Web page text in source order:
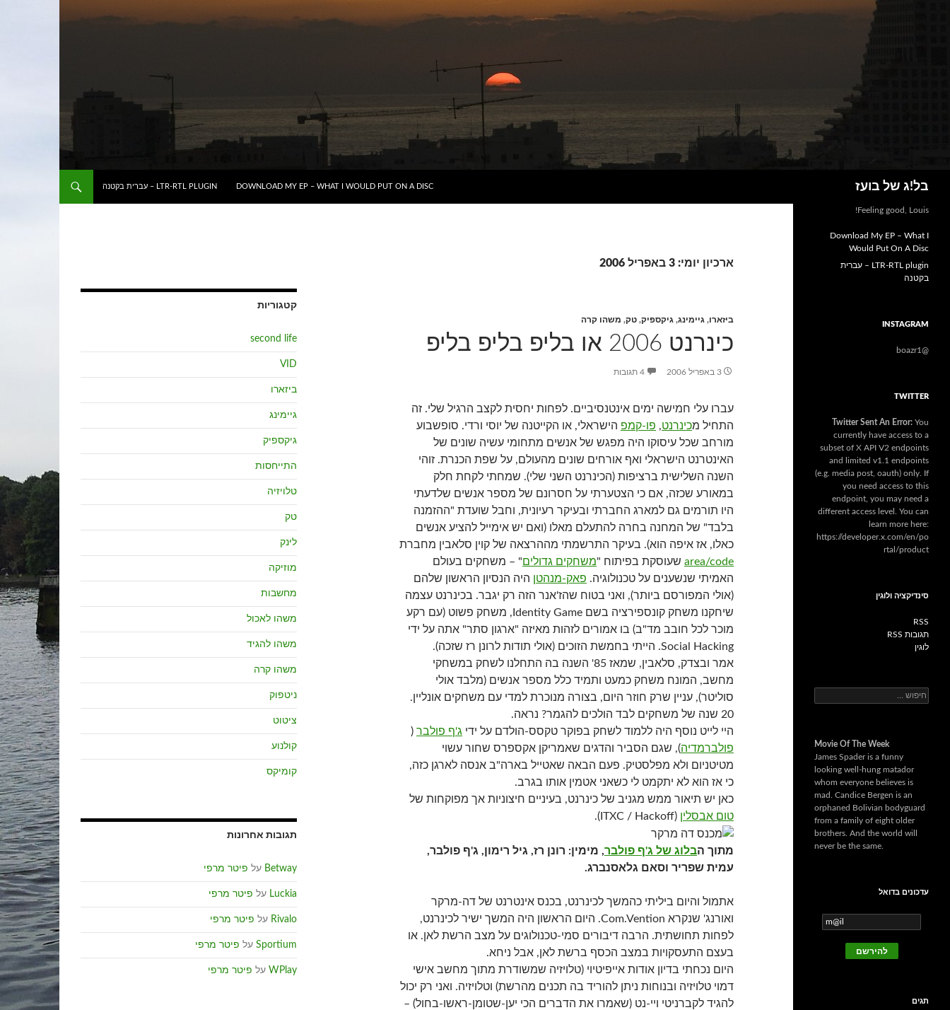
בל!ג של בועז
DOWNLOAD MY EP – WHAT I WOULD PUT ON A DISC
LTR-RTL PLUGIN – עברית בקטנה
ארכיון יומי: 3 באפריל 2006
ביזארו, גיימינג, גיקספיק, טק, משהו קרה
כינרנט 2006 או בליפ בליפ בליפ
3 באפריל 2006 4 תגובות
עברו עלי חמישה ימים אינטנסיביים. לפחות יחסית לקצב הרגיל שלי. זה
התחיל מכינרנט, פו-קמפ הישראלי, או הקייטנה של יוסי ורדי. סופשבוע
מורחב שכל עיסוקו היה מפגש של אנשים מתחומי עשיה שונים של
האינטרנט הישראלי ואף אורחים שונים מהעולם, על שפת הכנרת. זוהי
השנה השלישית ברציפות (הכינרנט השני שלי). שמחתי לקחת חלק
במאורע שכזה, אם כי הצטערתי על חסרונם של מספר אנשים שלדעתי
היו תורמים גם למארג החברתי ובעיקר רעיונית, וחבל שועדת "ההזמנה
בלבד" של המחנה בחרה להתעלם מאלו (ואם יש אימייל להציע אנשים
כאלו, אז איפה הוא). בעיקר התרשמתי מההרצאה של קוין סלאבין מחברת
area/code שעוסקת בפיתוח "משחקים גדולים" – משחקים בעולם
האמיתי שנשענים על טכנולוגיה. פאק-מנהטן היה הנסיון הראשון שלהם
(אולי המפורסם ביותר), ואני בטוח שהז'אנר הזה רק יגבר. בכינרנט עצמה
שיחקנו משחק קונספירציה בשם Identity Game, משחק פשוט (עם רקע
מוכר לכל חובב מד"ב) בו אמורים לזהות מאיזה "ארגון סתר" אתה על ידי
Social Hacking. הייתי בחמשת הזוכים (אולי תודות לרונן רז שזכה).
אמר ובצדק, סלאבין, שמאז 85' השנה בה התחלנו לשחק במשחקי
מחשב, המונח משחק כמעט ותמיד כלל מספר אנשים (מלבד אולי
סוליטר), עניין שרק חוזר היום, בצורה מנוכרת למדי עם משחקים אונליין.
20 שנה של משחקים לבד הולכים להגמר? נראה.
היי לייט נוסף היה ללמוד לשחק בפוקר טקסס-הולדם על ידי ג'ף פולבר (
פולברמדיה), שגם הסביר והדגים שאמריקן אקספרס שחור עשוי
מטיטניום ולא מפלסטיק. פעם הבאה שאטייל בארה"ב אנסה לארגן כזה,
כי אז הוא לא יתקמט לי כשאני אטמין אותו בגרב.
כאן יש תיאור ממש מגניב של כינרנט, בעיניים חיצוניות אך מפוקחות של
טום אבסלין (ITXC / Hackoff).
מתוך הבלוג של ג'ף פולבר, מימין: רונן רז, גיל רימון, ג'ף פולבר,
עמית שפריר וסאם גלאסנברג.
אתמול והיום ביליתי כהמשך לכינרנט, בכנס אינטרנט של דה-מרקר
ואורנג' שנקרא Com.Vention. היום הראשון היה המשך ישיר לכינרנט,
לפחות תחושתית. הרבה דיבורים סמי-טכנולוגים על מצב הרשת לאן. או
בעצם התעסקויות במצב הכסף ברשת לאן, אבל ניחא.
היום נכחתי בדיון אודות אייפיטיוי (טלויזיה שמשודרת מתוך מחשב אישי
דמוי טלויזיה ובנוחות ניתן להוריד בה תכנים מהרשת) וטלויזיה. ואני רק יכול
להגיד לקברניטי ויי-נט (שאמרו את הדברים הכי יען-שטומן-ראשו-בחול) –
קטגוריות
second life
VID
ביזארו
גיימינג
גיקספיק
התייחסות
טלויזיה
טק
לינק
מוזיקה
מחשבות
משהו לאכול
משהו להגיד
משהו קרה
ניטפוק
ציטוט
קולנוע
קומיקס
תגובות אחרונות
Betway על פיטר מרפי
Luckia על פיטר מרפי
Rivalo על פיטר מרפי
Sportium על פיטר מרפי
WPlay על פיטר מרפי
Feeling good, Louis!
Download My EP – What I
Would Put On A Disc
LTR-RTL plugin – עברית
בקטנה
INSTAGRAM
@boazr1
TWITTER
Twitter Sent An Error: You
currently have access to a
subset of X API V2 endpoints
and limited v1.1 endpoints
(e.g. media post, oauth) only. If
you need access to this
endpoint, you may need a
different access level. You can
learn more here:
https://developer.x.com/en/po
rtal/product
סינדיקציה ולוגין
RSS
תגובות RSS
לוגין
ח
י
Movie Of The Week
James Spader is a funny
looking well-hung matador
whom everyone believes is
mad. Candice Bergen is an
orphaned Bolivian bodyguard
from a family of eight older
brothers. And the world will
never be the same.
עדכונים בדואל
תגים